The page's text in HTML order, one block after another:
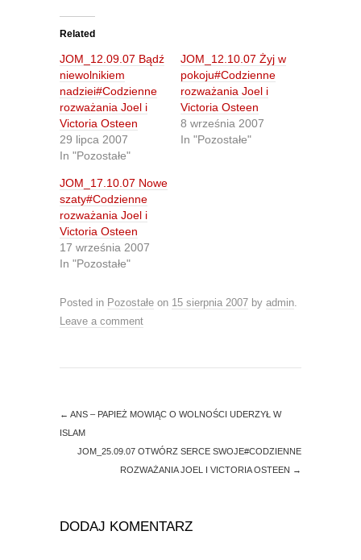
t
o
s
h
a
r
e
o
n
T
w
i
t
t
r
(
O
p
e
n
s
i
n
n
w
n
)
h
a
e
o
n
F
a
b
o
k
(
O
p
e
n
s
i
w
w
i
w
Related
JOM_12.09.07 Bądź
niewolnikiem
nadziei#Codzienne
rozważania Joel i
Victoria Osteen
29 lipca 2007
In "Pozostałe"
JOM_12.10.07 Żyj w
pokoju#Codzienne
rozważania Joel i
Victoria Osteen
8 września 2007
In "Pozostałe"
JOM_17.10.07 Nowe
szaty#Codzienne
rozważania Joel i
Victoria Osteen
17 września 2007
In "Pozostałe"
Posted in Pozostałe on 15 sierpnia 2007 by admin.
Leave a comment
← ANS – PAPIEŻ MOWIĄC O WOLNOŚCI UDERZYŁ W
ISLAM
JOM_25.09.07 OTWÓRZ SERCE SWOJE#CODZIENNE
ROZWAŻANIA JOEL I VICTORIA OSTEEN →
DODAJ KOMENTARZ